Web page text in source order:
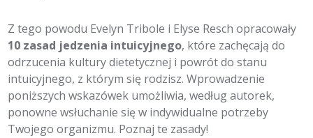
Z tego powodu Evelyn Tribole i Elyse Resch opracowały
10 zasad jedzenia intuicyjnego, które zachęcają do
odrzucenia kultury dietetycznej i powrót do stanu
intuicyjnego, z którym się rodzisz. Wprowadzenie
poniższych wskazówek umożliwia, według autorek,
ponowne wsłuchanie się w indywidualne potrzeby
Twojego organizmu. Poznaj te zasady!